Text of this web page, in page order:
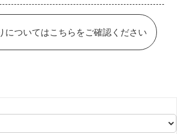
についてはこちらをご確認ください